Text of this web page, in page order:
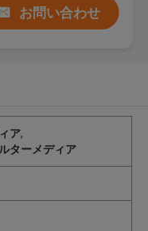
お問い合わせ
ア,
ターメディア